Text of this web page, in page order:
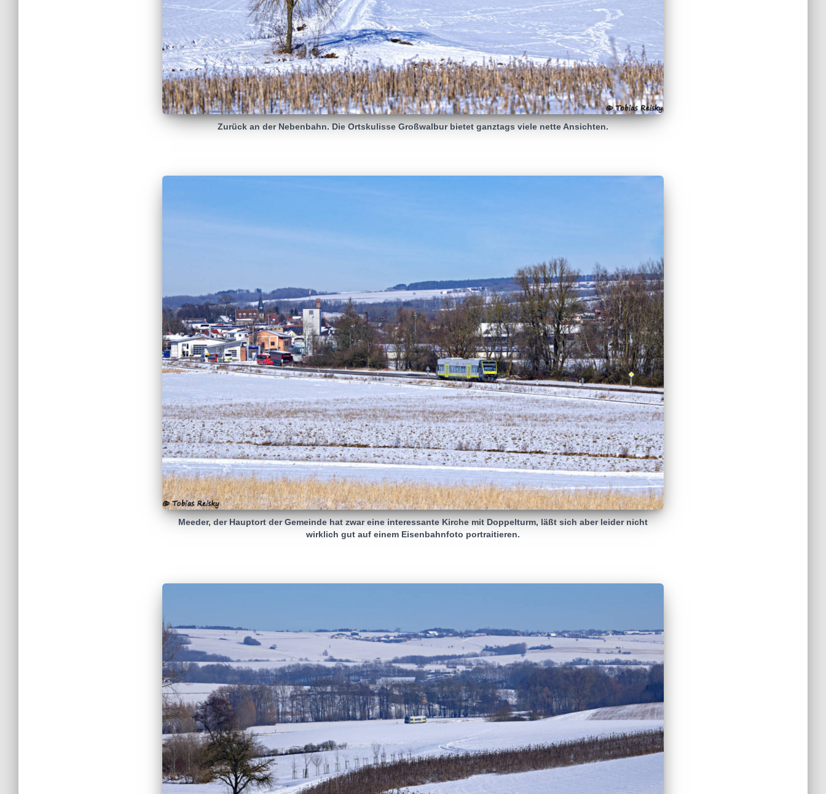
Zurück an der Nebenbahn. Die Ortskulisse Großwalbur bietet ganztags viele nette Ansichten.
Meeder, der Hauptort der Gemeinde hat zwar eine interessante Kirche mit Doppelturm, läßt sich aber leider nicht
wirklich gut auf einem Eisenbahnfoto portraitieren.